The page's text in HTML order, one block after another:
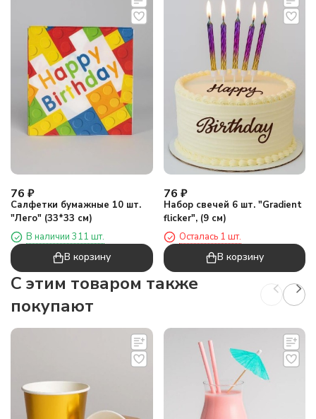
76 ₽
Салфетки бумажные 10 шт.
"Лего" (33*33 см)
В наличии 311 шт.
В корзину
76 ₽
Набор свечей 6 шт. "Gradient
flicker", (9 см)
Осталась 1 шт.
В корзину
C этим товаром также
покупают